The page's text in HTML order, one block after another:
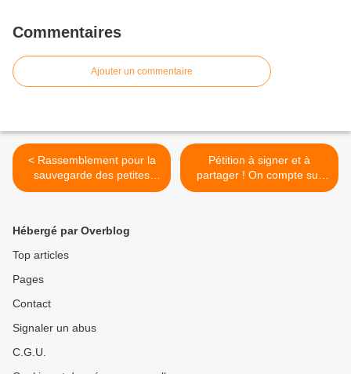
Commentaires
Ajouter un commentaire
< Rassemblement pour la
sauvegarde des petites
gares de rouessé-vassé et
militants CGT disponibles
dans cette période estivale
Pétition à signer et à
partager ! On compte sur
vous ! ☺️✊ >
Hébergé par Overblog
Top articles
Pages
Contact
Signaler un abus
C.G.U.